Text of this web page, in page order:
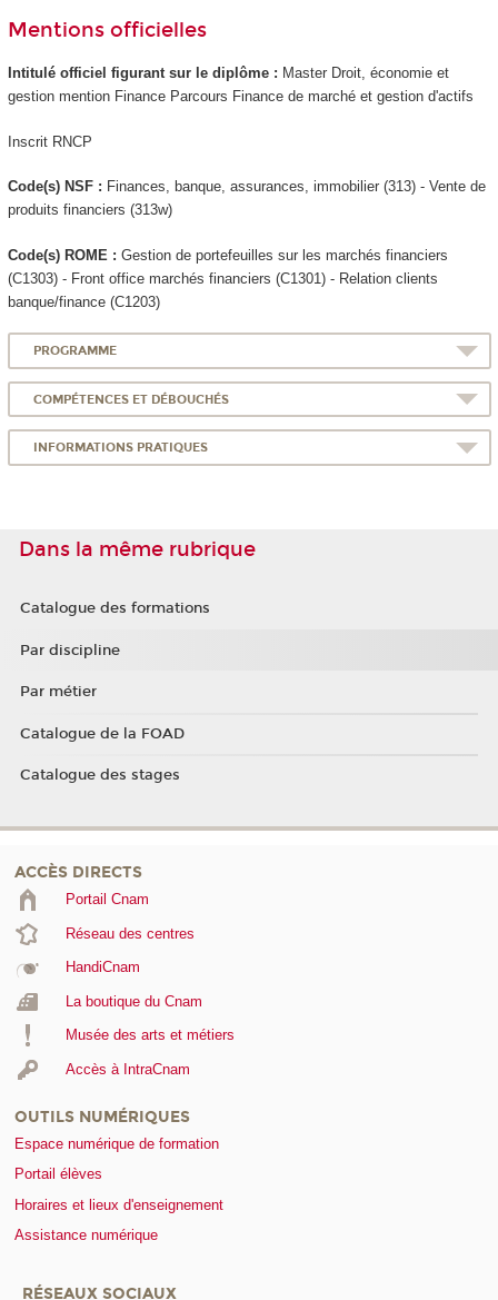
Mentions officielles
Intitulé officiel figurant sur le diplôme : Master Droit, économie et
gestion mention Finance Parcours Finance de marché et gestion d'actifs
Inscrit RNCP
Code(s) NSF : Finances, banque, assurances, immobilier (313) - Vente de
produits financiers (313w)
Code(s) ROME : Gestion de portefeuilles sur les marchés financiers
(C1303) - Front office marchés financiers (C1301) - Relation clients
banque/finance (C1203)
PROGRAMME
COMPÉTENCES ET DÉBOUCHÉS
INFORMATIONS PRATIQUES
Dans la même rubrique
Catalogue des formations
Par discipline
Par métier
Catalogue de la FOAD
Catalogue des stages
ACCÈS DIRECTS
Portail Cnam
Réseau des centres
HandiCnam
La boutique du Cnam
Musée des arts et métiers
Accès à IntraCnam
OUTILS NUMÉRIQUES
Espace numérique de formation
Portail élèves
Horaires et lieux d'enseignement
Assistance numérique
RÉSEAUX SOCIAUX